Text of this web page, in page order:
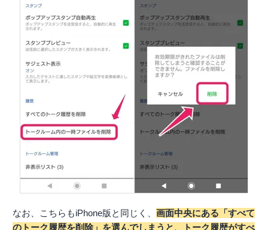
なお、こちらもiPhone版と同じく、 画面中央にある「すべて
のトーク履歴を削除」を選んでしまうと、トーク履歴がすべ